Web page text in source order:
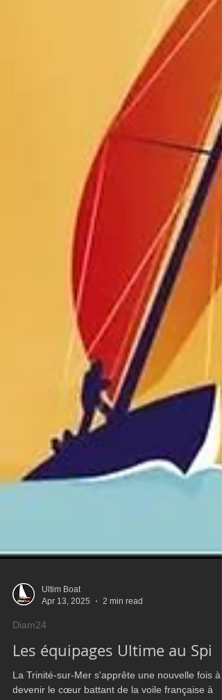
Ultim Boat
Les équipages Ultime au Spi